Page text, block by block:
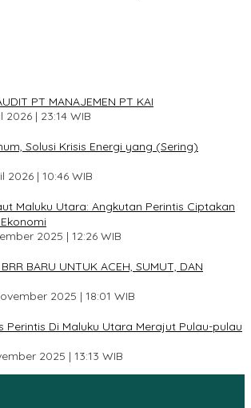
PT MANAJEMEN PT KAI
2026 | 23:14 WIB
Solusi Krisis Energi yang (Sering)
2026 | 10:46 WIB
Maluku Utara: Angkutan Perintis Ciptakan
2025 | 12:26 WIB
BARU UNTUK ACEH, SUMUT, DAN
2025 | 18:01 WIB
Perintis Di Maluku Utara Merajut Pulau-pulau
2025 | 13:13 WIB